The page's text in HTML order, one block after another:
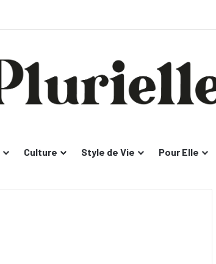
Culture Style de Vie Pour Elle